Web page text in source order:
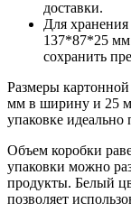
доставки.
Для
137*87*25 мм
сохранить
Размеры
мм в ширину и 25
упаковке идеально
Объем коробки
упаковки можно
продукты. Белый
позволяет